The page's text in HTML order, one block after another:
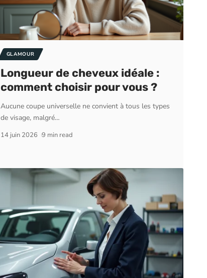
GLAMOUR
Longueur de cheveux idéale :
comment choisir pour vous ?
Aucune coupe universelle ne convient à tous les types
de visage, malgré…
14 juin 2026 9 min read